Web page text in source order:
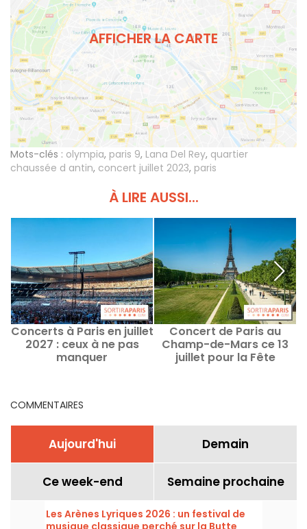
AFFICHER LA CARTE
Mots-clés : olympia, paris 9, Lana Del Rey, quartier
chaussée d antin, concert juillet 2023, paris
À LIRE AUSSI...
Concerts à Paris en juillet
2027 : ceux à ne pas
manquer
Concert de Paris au
Champ-de-Mars ce 13
juillet pour la Fête
COMMENTAIRES
Aujourd'hui Demain
Ce week-end Semaine prochaine
Les Arènes Lyriques 2026 : un festival de
musique classique perché sur la Butte